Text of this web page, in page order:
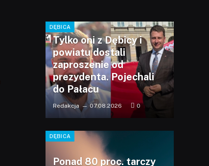
DĘBICA
Tylko oni z Dębicy i
powiatu dostali
zaproszenie od
prezydenta. Pojechali
do Pałacu
Redakcja 07.08.2026 0
DĘBICA
Ponad 80 proc. tarczy